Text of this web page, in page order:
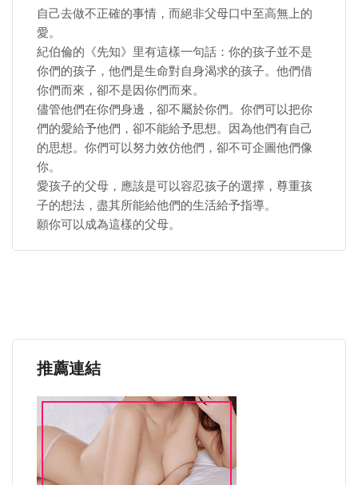
自己去做不正確的事情，而絕非父母口中至高無上的
愛。
紀伯倫的《先知》里有這樣一句話：你的孩子並不是
你們的孩子，他們是生命對自身渴求的孩子。他們借
你們而來，卻不是因你們而來。
儘管他們在你們身邊，卻不屬於你們。你們可以把你
們的愛給予他們，卻不能給予思想。因為他們有自己
的思想。你們可以努力效仿他們，卻不可企圖他們像
你。
愛孩子的父母，應該是可以容忍孩子的選擇，尊重孩
子的想法，盡其所能給他們的生活給予指導。
願你可以成為這樣的父母。
推薦連結